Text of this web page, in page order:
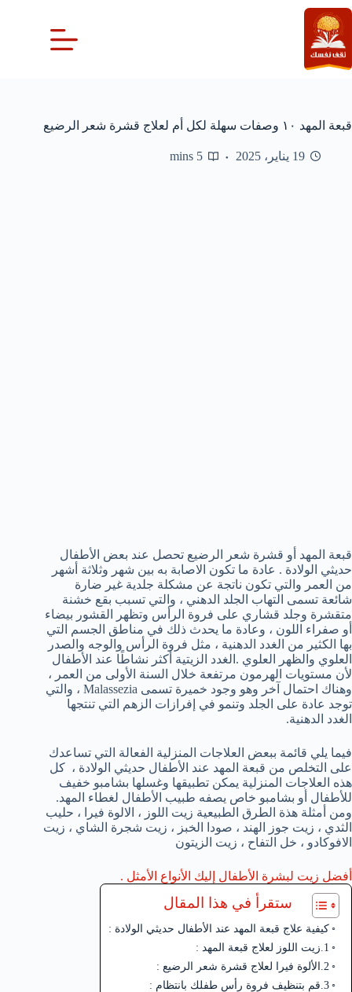
التجاوز
إلى
المحتوى
قبعة المهد ١٠ وصفات سهلة لكل أم لعلاج قشرة شعر الرضيع
19 يناير، 2025 5 mins
قبعة المهد أو قشرة شعر الرضيع تحصل عند بعض الأطفال
حديثي الولادة . عادة ما تكون الاصابة به بين شهر وثلاثة أشهر
من العمر والتي تكون ناتجة عن مشكلة جلدية غير ضارة
شائعة تسمى التهاب الجلد الدهني ، والتي تسبب بقع خشنة
متقشرة وجلد قشاري على فروة الرأس وتظهر القشور بيضاء
أو صفراء اللون ، وعادة ما يحدث ذلك في مناطق الجسم التي
بها الكثير من الغدد الدهنية ، مثل فروة الرأس والوجه والصدر
العلوي والظهر العلوي .الغدد الزيتية أكثر نشاطًا عند الأطفال
لأن مستويات الهرمون مرتفعة خلال السنة الأولى من العمر ،
وهناك احتمال آخر وهو وجود خميرة تسمى Malassezia ، والتي
توجد عادة على الجلد وتنمو في إفرازات الزهم التي تنتجها
الغدد الدهنية.
فيما يلي قائمة ببعض العلاجات المنزلية الفعالة التي تساعدك
على التخلص من قبعة المهد عند الأطفال حديثي الولادة ، كل
هذه العلاجات المنزلية يمكن تطبيقها وغسلها بشامبو خفيف
للأطفال أو بشامبو خاص يصفه طبيب الأطفال لغطاء المهد.
ومن أمثلة هذة الطرق الطبيعية زيت اللوز ، الالوة فيرا ، حليب
الثدي ، زيت جوز الهند ، صودا الخبز ، زيت شجرة الشاي ، زيت
الافوكادو ، خل التفاح ، زيت الزيتون
أفضل زيت لبشرة الأطفال إليك الأنواع الأمثل .
ستقرأ في هذا المقال
كيفية علاج قبعة المهد عند الأطفال حديثي الولادة :
1.زيت اللوز لعلاج قبعة المهد :
2.الألوة فيرا لعلاج قشرة شعر الرضيع :
3.قم بتنظيف فروة رأس طفلك بانتظام :